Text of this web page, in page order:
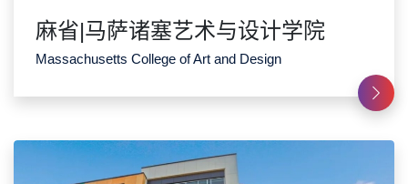
麻省|马萨诸塞艺术与设计学院
Massachusetts College of Art and Design